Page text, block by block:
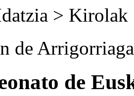
> Kirolak
de Arrigorriaga
de